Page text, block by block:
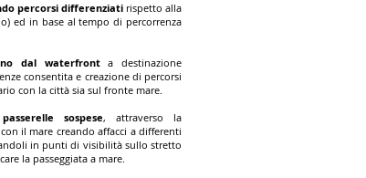
percorsi differenziati rispetto alla
ed in base al tempo di percorrenza
dal waterfronta destinazione
consentita e creazione di percorsi
con la città sia sul fronte mare.
sospese, attraverso la
il mare creando affacci a differenti
in punti di visibilità sullo stretto
la passeggiata a mare.